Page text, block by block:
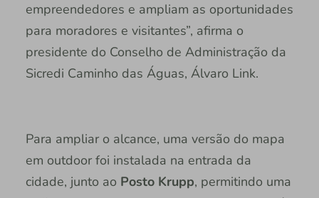
empreendedores e ampliam as oportunidades
para moradores e visitantes”, afirma o
presidente do Conselho de Administração da
Sicredi Caminho das Águas, Álvaro Link.
Para ampliar o alcance, uma versão do mapa
em outdoor foi instalada na entrada da
cidade, junto ao Posto Krupp, permitindo uma